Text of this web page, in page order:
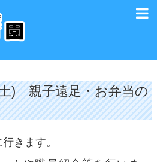
) 親子遠足・お弁当の
きます。